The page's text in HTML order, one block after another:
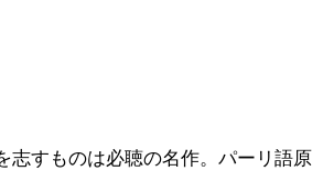
志すものは必聴の名作。パーリ語原